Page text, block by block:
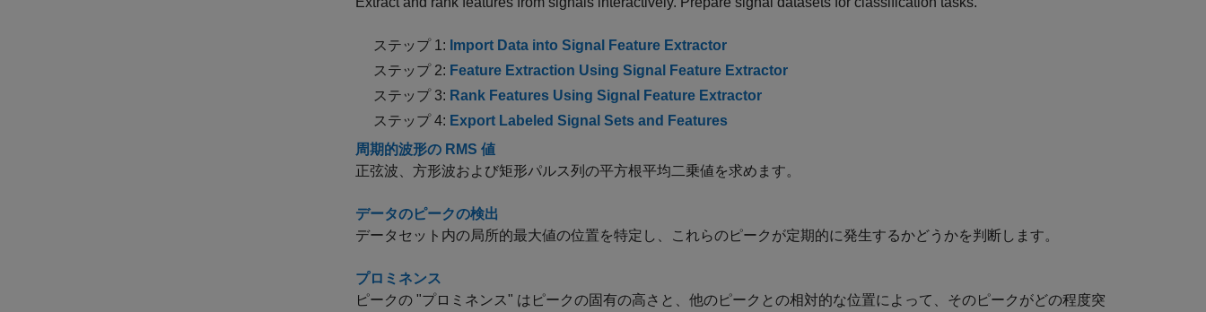
ステップ 1: Import Data into Signal Feature Extractor
ステップ 2: Feature Extraction Using Signal Feature Extractor
ステップ 3: Rank Features Using Signal Feature Extractor
ステップ 4: Export Labeled Signal Sets and Features
周期的波形の RMS 値
正弦波、方形波および矩形パルス列の平方根平均二乗値を求めます。
データのピークの検出
データセット内の局所的最大値の位置を特定し、これらのピークが定期的に発生するかどうかを判断します。
プロミネンス
ピークの "プロミネンス" はピークの固有の高さと、他のピークとの相対的な位置によって、そのピークがどの程度突